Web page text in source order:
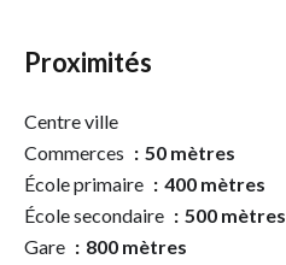
Proximités
Centre ville
Commerces
50 mètres
École primaire
400 mètres
École secondaire
500 mètres
Gare
800 mètres